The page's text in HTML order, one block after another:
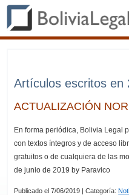
Artículos escritos en
ACTUALIZACIÓN
En forma periódica, Bolivia Legal
con textos íntegros y de acceso
gratuitos o de cualquiera de las
de junio de 2019 by Paravico
Publicado el 7/06/2019 | Categoría: